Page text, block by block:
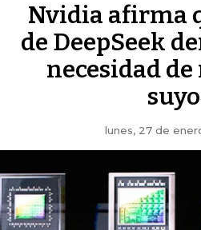
Nvidia afirma
de DeepSeek
necesidad
lunes, 27 de